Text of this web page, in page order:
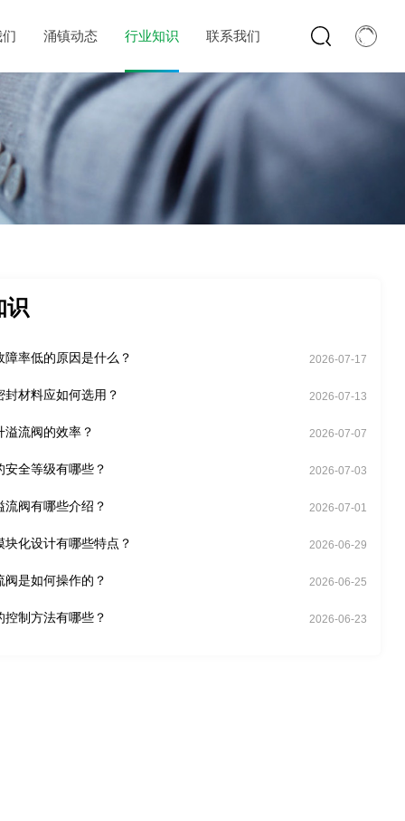
涌镇动态 行业知识 联系我们
识
障率低的原因是什么？ 2026-07-17
封材料应如何选用？ 2026-07-13
溢流阀的效率？ 2026-07-07
安全等级有哪些？ 2026-07-03
流阀有哪些介绍？ 2026-07-01
块化设计有哪些特点？ 2026-06-29
阀是如何操作的？ 2026-06-25
控制方法有哪些？ 2026-06-23